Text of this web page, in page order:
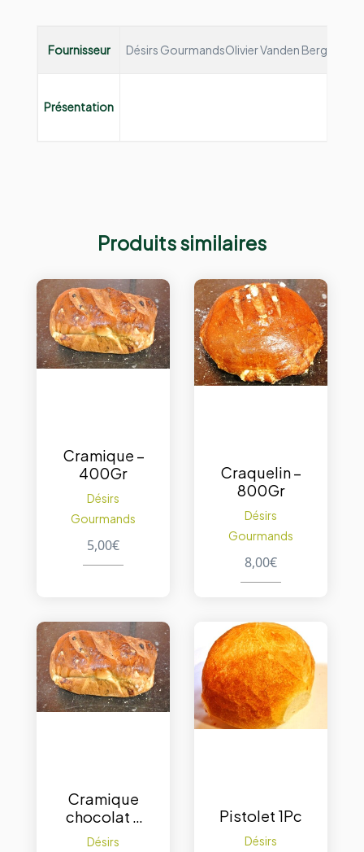
Fournisseur Désirs GourmandsOlivier Vanden Bergh et
Présentation
Produits similaires
Cramique –
400Gr
Désirs
Gourmands
5,00€
Craquelin –
800Gr
Désirs
Gourmands
8,00€
Cramique
chocolat –
800Gr
Désirs
Pistolet 1Pc
Désirs